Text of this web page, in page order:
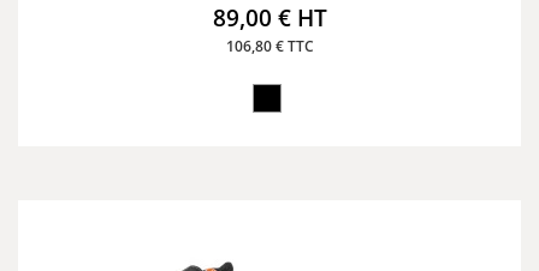
89,00 € HT
106,80 € TTC